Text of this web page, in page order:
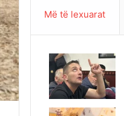
Më të lexuarat